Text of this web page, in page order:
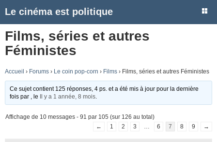
Le cinéma est politique
Films, séries et autres
Féministes
Accueil › Forums › Le coin pop-corn › Films › Films, séries et autres Féministes
Ce sujet contient 125 réponses, 4 ps. et a été mis à jour pour la dernière
fois par
, le Il y a 1 année, 8 mois
Affichage de 10 messages - 91 par 105 (sur 126 au total)
←
1 2 3 6 7 8 9 →